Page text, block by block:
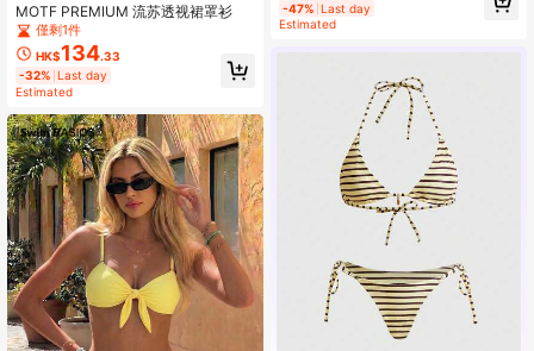
MOTF PREMIUM 流苏透视裙罩衫
僅剩1件
HK$134.33
-32% Last day
Estimated
-47% Last day
Estimated